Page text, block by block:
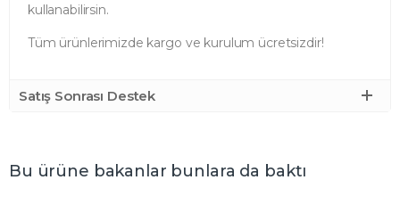
kullanabilirsin.
Tüm ürünlerimizde kargo ve kurulum ücretsizdir!
Satış Sonrası Destek
Bu ürüne bakanlar bunlara da baktı